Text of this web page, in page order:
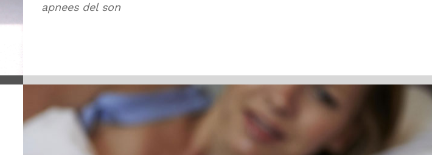
apnees del son